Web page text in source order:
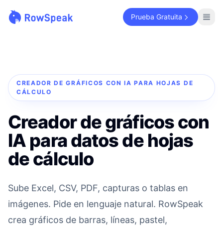
Prueba Gratuita
CREADOR DE GRÁFICOS CON IA PARA HOJAS DE
CÁLCULO
Creador de gráficos con
IA para datos de hojas
de cálculo
Sube Excel, CSV, PDF, capturas o tablas en
imágenes. Pide en lenguaje natural. RowSpeak
crea gráficos de barras, líneas, pastel,